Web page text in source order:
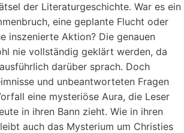
der Literaturgeschichte. War es ein
eine geplante Flucht oder
inszenierte Aktion? Die genauen
nie vollständig geklärt werden, da
darüber sprach. Doch
und unbeantworteten Fragen
eine mysteriöse Aura, die Leser
in ihren Bann zieht. Wie in ihren
auch das Mysterium um Christies